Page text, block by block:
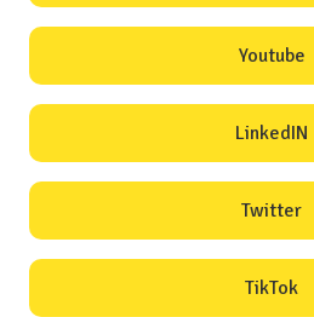
Youtube
LinkedIN
Twitter
TikTok